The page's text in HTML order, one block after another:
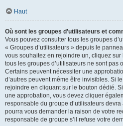
Haut
Où sont les groupes d’utilisateurs et
Vous pouvez consulter tous les groupes
« Groupes d’utilisateurs » depuis le
vous souhaitez en rejoindre un, cliquez
tous les groupes d’utilisateurs ne sont pas
Certains peuvent nécessiter une
d’autres peuvent même être invisibles. Si
rejoindre en cliquant sur le bouton dédié.
une approbation, vous devez cliquer
responsable du groupe d’utilisateurs
pourra vous demander la raison de votre
responsable de groupe s’il refuse votre